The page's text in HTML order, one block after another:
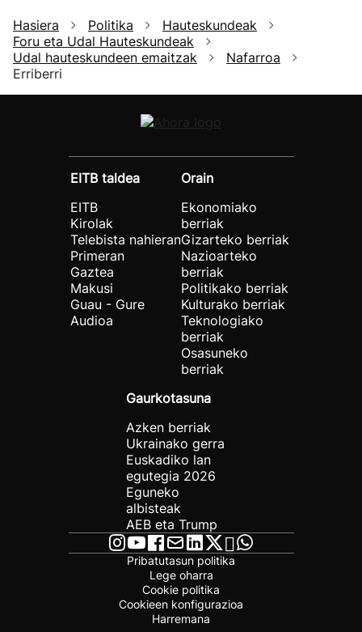
Hasiera Politika
Hauteskundeak
Foru eta Udal Hauteskundeak
Udal hauteskundeen emaitzak
Nafarroa
Erriberri
EITB taldea
EITB
Kirolak
Telebista nahieran
Primeran
Gaztea
Makusi
Guau - Gure
Audioa
Orain
Ekonomiako
berriak
Gizarteko berriak
Nazioarteko
berriak
Politikako berriak
Kulturako berriak
Teknologiako
berriak
Osasuneko
berriak
Gaurkotasuna
Azken berriak
Ukrainako gerra
Euskadiko lan
egutegia 2026
Eguneko
albisteak
AEB eta Trump
Pribatutasun politika
Lege oharra
Cookie politika
Cookieen konfigurazioa
Harremana